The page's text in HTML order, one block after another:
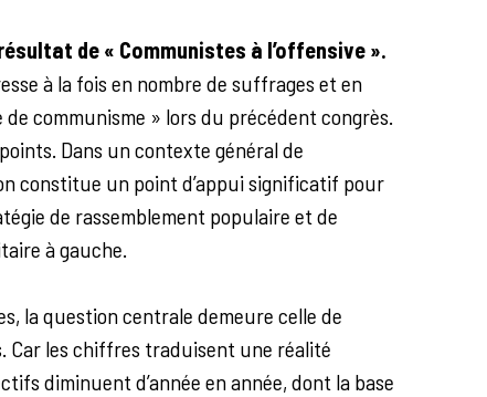
de « Communistes à l’offensive ».
à la fois en nombre de suffrages et en
communisme » lors du précédent congrès.
Dans un contexte général de
constitue un point d’appui significatif pour
de rassemblement populaire et de
à gauche.
la question centrale demeure celle de
Car les chiffres traduisent une réalité
diminuent d’année en année, dont la base